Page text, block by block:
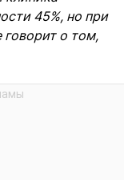
45%, но при
говорит о том,